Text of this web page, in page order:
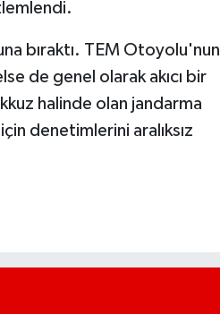
bıraktı. TEM Otoyolu'nun
de genel olarak akıcı bir
halinde olan jandarma
denetimlerini aralıksız